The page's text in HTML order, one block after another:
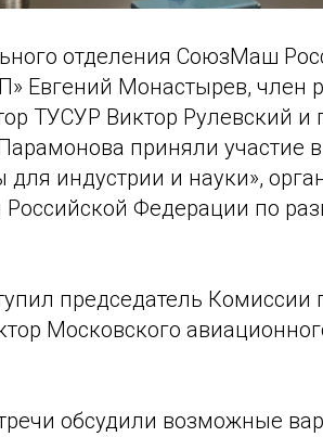
отделения СоюзМаш
Евгений Монастырев, член
ТУСУР Виктор Рулевский и
приняли участие
индустрии и науки»,
Федерации по
председатель Комиссии
Московского
обсудили возможные